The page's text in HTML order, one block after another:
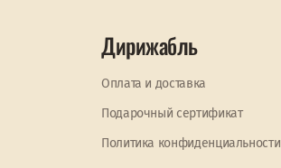
Дирижабль
Оплата и доставка
Подарочный сертификат
Политика конфиденциальности